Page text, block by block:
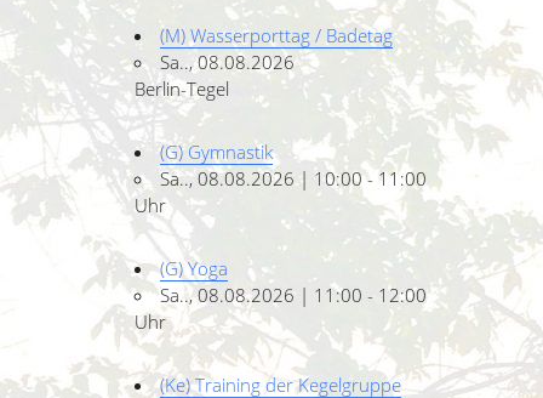
(M) Wasserporttag / Badetag
Sa.., 08.08.2026
Berlin-Tegel
(G) Gymnastik
Sa.., 08.08.2026 | 10:00 - 11:00
Uhr
(G) Yoga
Sa.., 08.08.2026 | 11:00 - 12:00
Uhr
(Ke) Training der Kegelgruppe